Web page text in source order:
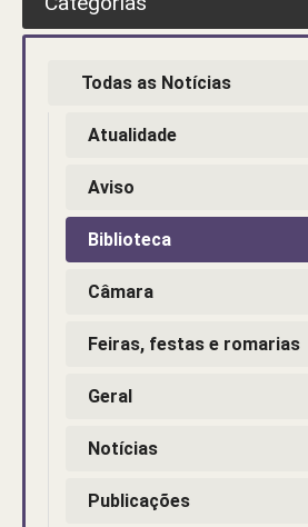
Todas as Notícias
Atualidade
Aviso
Biblioteca
Câmara
Feiras, festas e romarias
Geral
Notícias
Publicações